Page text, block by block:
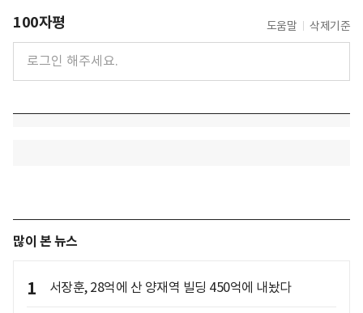
100자평 도움말 삭제기준
많이 본 뉴스
1 서장훈, 28억에 산 양재역 빌딩 450억에 내놨다